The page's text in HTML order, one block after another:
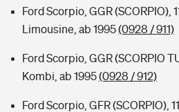
Ford Scorpio, GGR (SCORPIO),
Limousine, ab 1995(0928 / 911)
Ford Scorpio, GGR (SCORPIO
Kombi, ab 1995(0928 / 912)
Ford Scorpio, GFR (SCORPIO),